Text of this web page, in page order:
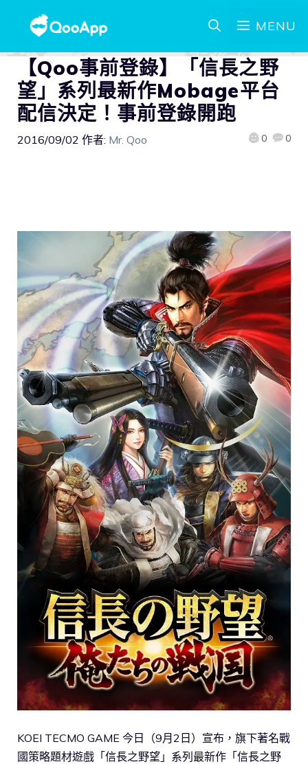
MENU
【Qoo事前登錄】「信長之野
望」系列最新作Mobage平台
配信決定！事前登錄開跑
2016/09/02 作者: Mr. Qoo 0 0
KOEI TECMO GAME 今日（9月2日）宣布，旗下著名戰
國策略題材遊戲「信長之野望」系列最新作「信長之野